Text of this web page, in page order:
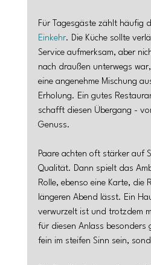
Für Tagesgäste zählt häufig
Einkehr. Die Küche sollte
Service aufmerksam, aber
nach draußen unterwegs
eine angenehme Mischung
Erholung. Ein gutes
schafft diesen Übergang -
Genuss.
Paare achten oft stärker auf
Qualität. Dann spielt das
Rolle, ebenso eine Karte, die
längeren Abend lässt. Ein
verwurzelt ist und trotzdem
für diesen Anlass besonders
fein im steifen Sinn sein,